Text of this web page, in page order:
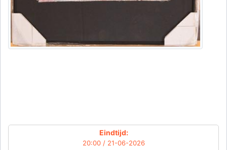
Eindtijd:
20:00 / 21-06-2026